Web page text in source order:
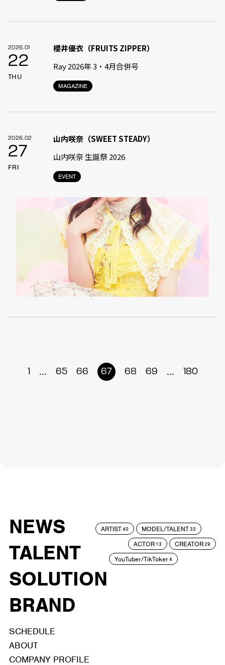
2026.01
22
THU
MAGAZINE
櫻井優衣（FRUITS ZIPPER）
Ray 2026年 3・4月合併号
2026.02
27
FRI
EVENT
山内咲奈（SWEET STEADY）
山内咲奈 生誕祭 2026
1 ... 65 66 67 68 69 ... 180
NEWS
TALENT
SOLUTION
BRAND
ARTIST40 MODEL/TALENT33
ACTOR 13 CREATOR29
YouTuber/TikToker4
SCHEDULE
ABOUT
COMPANY PROFILE